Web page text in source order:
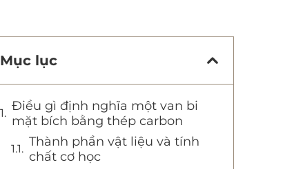
Mục lục
Điều gì định nghĩa một van bi
mặt bích bằng thép carbon
Thành phần vật liệu và tính
chất cơ học